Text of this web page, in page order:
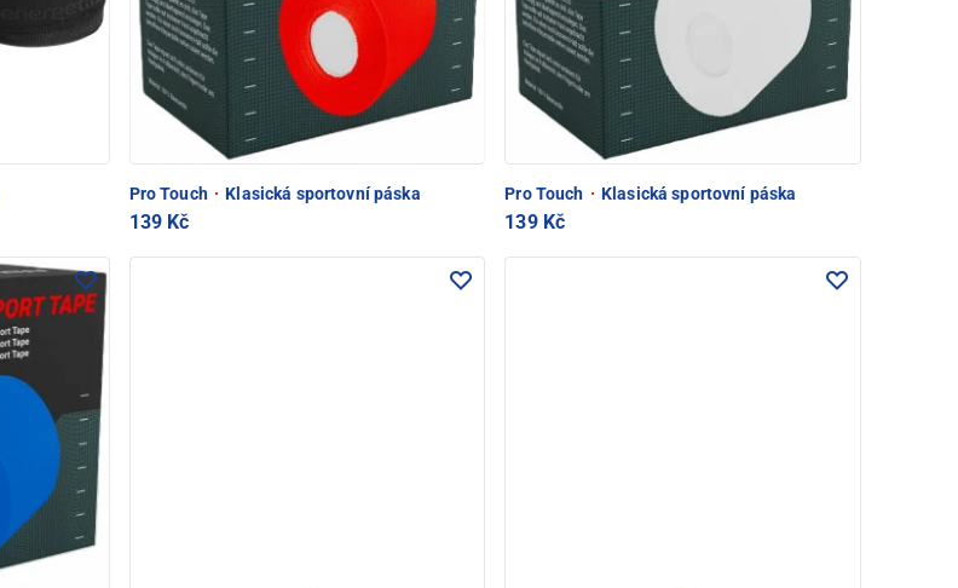
Pro Touch · Klasická sportovní páska
139 Kč
Pro Touch · Klasická sportovní páska
139 Kč